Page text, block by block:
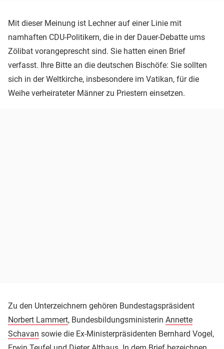
Mit dieser Meinung ist Lechner auf einer Linie mit
namhaften CDU-Politikern, die in der Dauer-Debatte ums
Zölibat vorangeprescht sind. Sie hatten einen Brief
verfasst. Ihre Bitte an die deutschen Bischöfe: Sie sollten
sich in der Weltkirche, insbesondere im Vatikan, für die
Weihe verheirateter Männer zu Priestern einsetzen.
Zu den Unterzeichnern gehören Bundestagspräsident
Norbert Lammert, Bundesbildungsministerin Annette
Schavan sowie die Ex-Ministerpräsidenten Bernhard Vogel,